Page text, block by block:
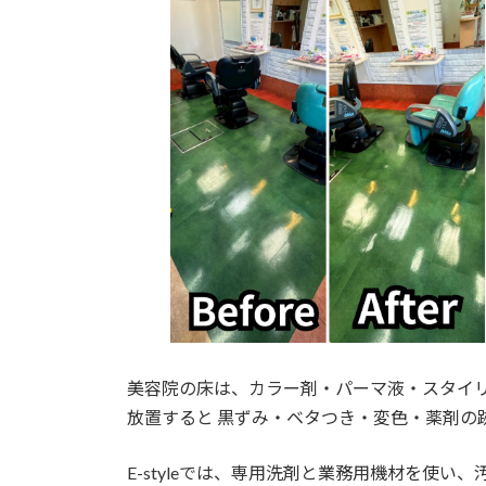
美容院の床は、カラー剤・パーマ液・スタイ
放置すると 黒ずみ・ベタつき・変色・薬剤
E-styleでは、専用洗剤と業務用機材を使い、